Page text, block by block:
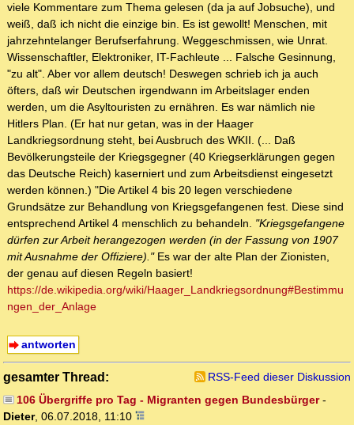
viele Kommentare zum Thema gelesen (da ja auf Jobsuche), und
weiß, daß ich nicht die einzige bin. Es ist gewollt! Menschen, mit
jahrzehntelanger Berufserfahrung. Weggeschmissen, wie Unrat.
Wissenschaftler, Elektroniker, IT-Fachleute ... Falsche Gesinnung,
"zu alt". Aber vor allem deutsch! Deswegen schrieb ich ja auch
öfters, daß wir Deutschen irgendwann im Arbeitslager enden
werden, um die Asyltouristen zu ernähren. Es war nämlich nie
Hitlers Plan. (Er hat nur getan, was in der Haager
Landkriegsordnung steht, bei Ausbruch des WKII. (... Daß
Bevölkerungsteile der Kriegsgegner (40 Kriegserklärungen gegen
das Deutsche Reich) kaserniert und zum Arbeitsdienst eingesetzt
werden können.) "Die Artikel 4 bis 20 legen verschiedene
Grundsätze zur Behandlung von Kriegsgefangenen fest. Diese sind
entsprechend Artikel 4 menschlich zu behandeln. "Kriegsgefangene
dürfen zur Arbeit herangezogen werden (in der Fassung von 1907
mit Ausnahme der Offiziere)."Es war der alte Plan der Zionisten,
der genau auf diesen Regeln basiert!
https://de.wikipedia.org/wiki/Haager_Landkriegsordnung#Bestimmu
ngen_der_Anlage
antworten
gesamter Thread:
RSS-Feed dieser Diskussion
106 Übergriffe pro Tag - Migranten gegen Bundesbürger-
Dieter, 06.07.2018, 11:10